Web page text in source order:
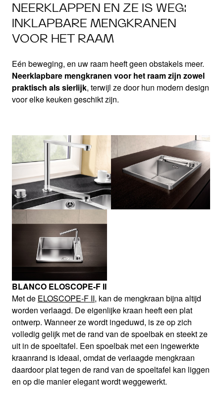
NEERKLAPPEN EN ZE IS WEG:
INKLAPBARE MENGKRANEN
VOOR HET RAAM
Eén beweging, en uw raam heeft geen obstakels meer.
Neerklapbare mengkranen voor het raam zijn zowel
praktisch als sierlijk, terwijl ze door hun modern design
voor elke keuken geschikt zijn.
BLANCO ELOSCOPE-F II
Met de ELOSCOPE-F II, kan de mengkraan bijna altijd
worden verlaagd. De eigenlijke kraan heeft een plat
ontwerp. Wanneer ze wordt ingeduwd, is ze op zich
volledig gelijk met de rand van de spoelbak en steekt ze
uit in de spoeltafel. Een spoelbak met een ingewerkte
kraanrand is ideaal, omdat de verlaagde mengkraan
daardoor plat tegen de rand van de spoeltafel kan liggen
en op die manier elegant wordt weggewerkt.